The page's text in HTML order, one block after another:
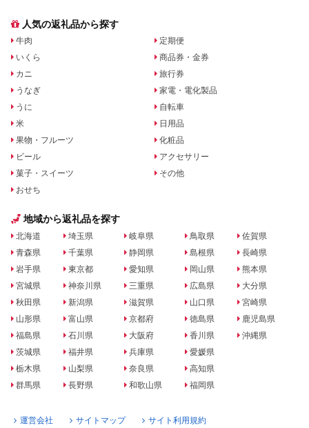
人気の返礼品から探す
牛肉
いくら
カニ
うなぎ
うに
米
果物・フルーツ
ビール
菓子・スイーツ
おせち
定期便
商品券・金券
旅行券
家電・電化製品
自転車
日用品
化粧品
アクセサリー
その他
地域から返礼品を探す
北海道
青森県
岩手県
宮城県
秋田県
山形県
福島県
茨城県
栃木県
群馬県
埼玉県
千葉県
東京都
神奈川県
新潟県
富山県
石川県
福井県
山梨県
長野県
岐阜県
静岡県
愛知県
三重県
滋賀県
京都府
大阪府
兵庫県
奈良県
和歌山県
鳥取県
島根県
岡山県
広島県
山口県
徳島県
香川県
愛媛県
高知県
福岡県
佐賀県
長崎県
熊本県
大分県
宮崎県
鹿児島県
沖縄県
運営会社 サイトマップ サイト利用規約